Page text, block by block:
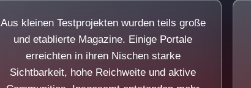
Aus kleinen Testprojekten wurden teils große
und etablierte Magazine. Einige Portale
erreichten in ihren Nischen starke
Sichtbarkeit, hohe Reichweite und aktive